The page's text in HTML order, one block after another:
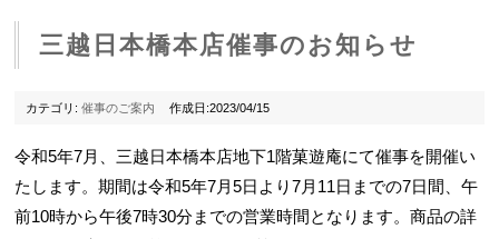
三越日本橋本店催事のお知らせ
カテゴリ:催事のご案内 作成日:2023/04/15
令和5年7月、三越日本橋本店地下1階菓遊庵にて催事を開催い
たします。期間は令和5年7月5日より7月11日までの7日間、午
前10時から午後7時30分までの営業時間となります。商品の詳